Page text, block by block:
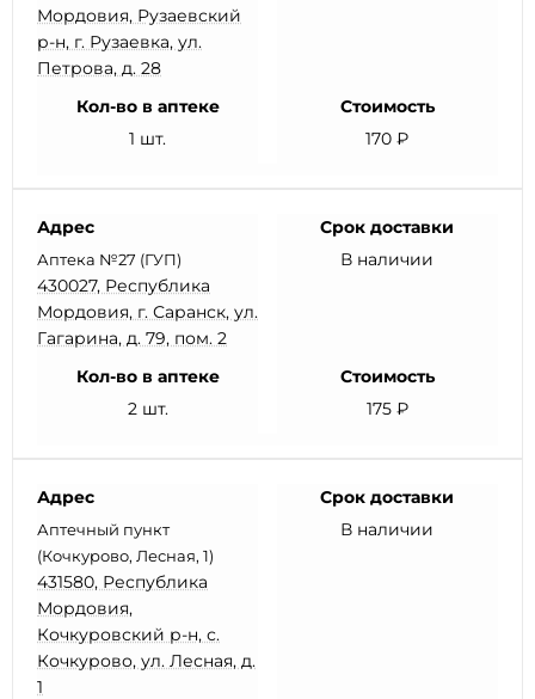
Мордовия, Рузаевский
р-н, г. Рузаевка, ул.
Петрова, д. 28
Кол-во в аптеке
1 шт.
Стоимость
170 ₽
Адрес
Аптека №27 (ГУП)
430027, Республика
Мордовия, г. Саранск, ул.
Гагарина, д. 79, пом. 2
Срок доставки
В наличии
Кол-во в аптеке
2 шт.
Стоимость
175 ₽
Адрес
Аптечный пункт
(Кочкурово, Лесная, 1)
431580, Республика
Мордовия,
Кочкуровский р-н, с.
Кочкурово, ул. Лесная, д.
1
Срок доставки
В наличии